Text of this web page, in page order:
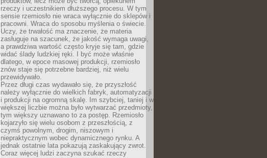
rzeczy i uczestnikiem dłuższego procesu. W tym
sensie rzemiosło nie wraca wyłącznie do sklepów i
pracowni. Wraca do sposobu myślenia o świecie.
Uczy, że trwałość ma znaczenie, że materia
zasługuje na szacunek, że jakość wymaga uwagi,
a prawdziwa wartość często kryje się tam, gdzie
widać ślady ludzkiej ręki. I być może właśnie
dlatego, w epoce masowej produkcji, rzemiosło
znów staje się potrzebne bardziej, niż wielu
przewidywało.
Przez długi czas wydawało się, że przyszłość
należy wyłącznie do wielkich fabryk, automatyzacji
i produkcji na ogromną skalę. Im szybciej, taniej i w
większej liczbie można było wytwarzać przedmioty,
tym większy uznawano to za postęp. Rzemiosło
kojarzyło się wielu osobom z przeszłością, z
czymś powolnym, drogim, niszowym i
niepraktycznym wobec dynamicznego rynku. A
jednak ostatnie lata pokazują zaskakujący zwrot.
Coraz więcej ludzi zaczyna szukać rzeczy